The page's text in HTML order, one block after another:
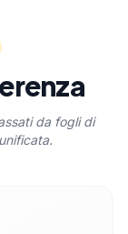
da fogli di